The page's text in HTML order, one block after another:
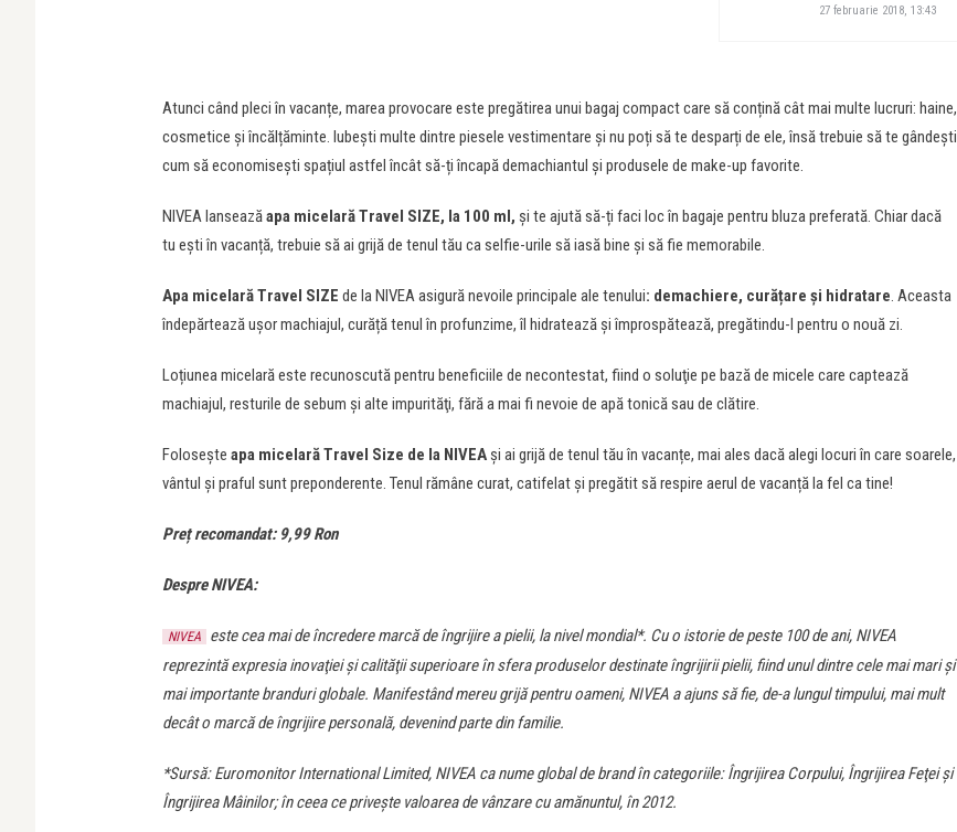
27 februarie 2018, 13:43
Atunci când pleci în vacanțe, marea provocare este pregătirea unui bagaj compact care să conțină cât mai multe lucruri: haine,
cosmetice și încălțăminte. Iubești multe dintre piesele vestimentare și nu poți să te desparți de ele, însă trebuie să te gândești
cum să economisești spațiul astfel încât să-ți încapă demachiantul și produsele de make-up favorite.
NIVEA lanseazăapa micelară Travel SIZE, la 100 ml, și te ajută să-ți faci loc în bagaje pentru bluza preferată. Chiar dacă
tu ești în vacanță, trebuie să ai grijă de tenul tău ca selfie-urile să iasă bine și să fie memorabile.
Apa micelarăTravel SIZE de la NIVEA asigură nevoile principale ale tenului: demachiere, curățare și hidratare. Aceasta
îndepărtează ușor machiajul, curăță tenul în profunzime, îl hidratează și împrospătează, pregătindu-l pentru o nouă zi.
Loțiunea micelară este recunoscută pentru beneficiile de necontestat, fiind o soluţie pe bază de micele care captează
machiajul, resturile de sebum şi alte impurităţi, fără a mai fi nevoie de apă tonică sau de clătire.
Folosește apa micelară Travel Size de la NIVEA și ai grijă de tenul tău în vacanțe, mai ales dacă alegi locuri în care soarele,
vântul și praful sunt preponderente. Tenul rămâne curat, catifelat și pregătit să respire aerul de vacanță la fel ca tine!
Preț recomandat: 9,99 Ron
Despre NIVEA:
NIVEA
este cea mai de încredere marcă de îngrijire a pielii, la nivel mondial*. Cu o istorie de peste 100 de ani, NIVEA
reprezintă expresia inovaţiei şi calităţii superioare în sfera produselor destinate îngrijirii pielii, fiind unul dintre cele mai mari şi
mai importante branduri globale. Manifestând mereu grijă pentru oameni, NIVEA a ajuns să fie, de-a lungul timpului, mai mult
decât o marcă de îngrijire personală, devenind parte din familie.
*Sursă: Euromonitor International Limited, NIVEA ca nume global de brand în categoriile: Îngrijirea Corpului, Îngrijirea Feţei şi
Îngrijirea Mâinilor; în ceea ce priveşte valoarea de vânzare cu amănuntul, în 2012.